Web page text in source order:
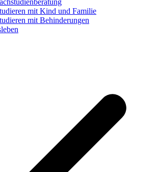
mit Kind und Familie
mit Behinderungen